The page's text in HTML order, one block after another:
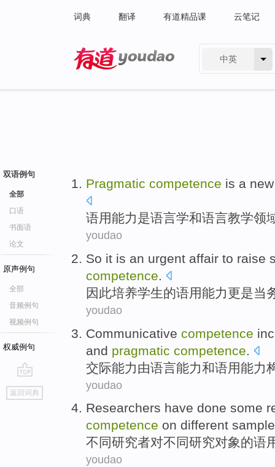
词典 翻译 有道精品课 云笔记
中英
双语例句
全部
口语
书面语
论文
原声例句
全部
音频例句
视频例句
权威例句
go
top
返回词典
Pragmatic competence is a new
语用能力是语言学和语言教学领
youdao
So it is an urgent affair to raise
competence.
因此培养学生的语用能力更是当
youdao
Communicative competence
and pragmatic competence
交际能力由语言能力和语用能力
youdao
Researchers have done some
competence on different
不同研究者对不同研究对象的语
youdao